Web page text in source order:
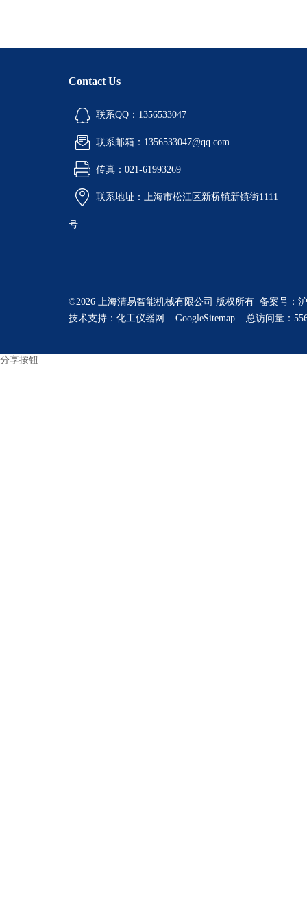
Contact Us
联系QQ：1356533047
联系邮箱：1356533047@qq.com
传真：021-61993269
联系地址：上海市松江区新桥镇新镇街1111
号
©2026 上海清易智能机械有限公司 版权所有 备案号：
技术支持： 化工仪器网 GoogleSitemap 总访问量：
分享按钮